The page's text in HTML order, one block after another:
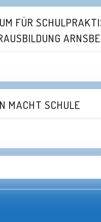
FÜR
MACHT SCHULE